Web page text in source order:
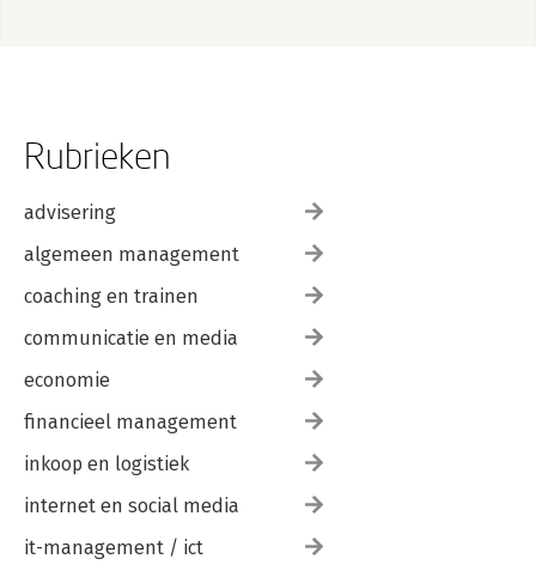
Rubrieken
advisering
algemeen management
coaching en trainen
communicatie en media
economie
financieel management
inkoop en logistiek
internet en social media
it-management / ict